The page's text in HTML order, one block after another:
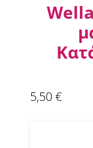
5,50€